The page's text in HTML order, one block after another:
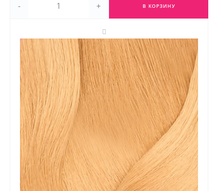
- + В КОРЗИНУ